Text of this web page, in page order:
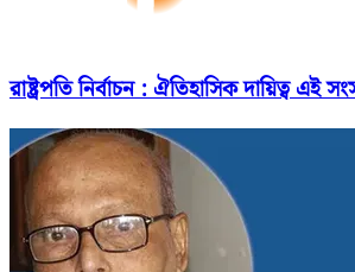
রাষ্ট্রপতি নির্বাচন : ঐতিহাসিক দায়িত্ব এই